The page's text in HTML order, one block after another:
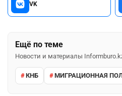
VK
Ещё по теме
Новости и материалы
КНБ МИГРАЦИОННАЯ